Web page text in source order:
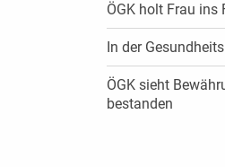
ÖGK holt Frau ins
In der
ÖGK sieht
bestanden